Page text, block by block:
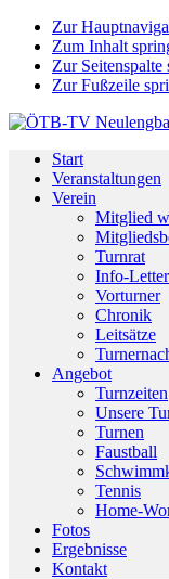
Zur
Zum Inhalt
Zur Seitenspalte
Zur Fußzeile
Start
Veranstaltungen
Verein
Mitglied
Turnrat
Info-Letter
Vorturner
Chronik
Leitsätze
Angebot
Turnzeiten
Unsere
Turnen
Faustball
Tennis
Home-
Fotos
Ergebnisse
Kontakt